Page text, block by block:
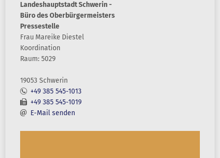
Landeshauptstadt Schwerin -
Büro des Oberbürgermeisters
Pressestelle
Frau Mareike Diestel
Koordination
Raum: 5029
19053 Schwerin
+49 385 545-1013
+49 385 545-1019
E-Mail senden